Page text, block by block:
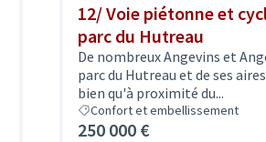
12/ Voie piétonne et
parc du Hutreau
De nombreux Angevins et
parc du Hutreau et de ses
bien qu'à proximité du...
Confort et embellissement
250 000 €